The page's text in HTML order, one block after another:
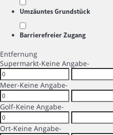
Umzäuntes Grundstück
Barrierefreier Zugang
Entfernung
Supermarkt-Keine Angabe-
Meer-Keine Angabe-
Golf-Keine Angabe-
Ort-Keine Angabe-